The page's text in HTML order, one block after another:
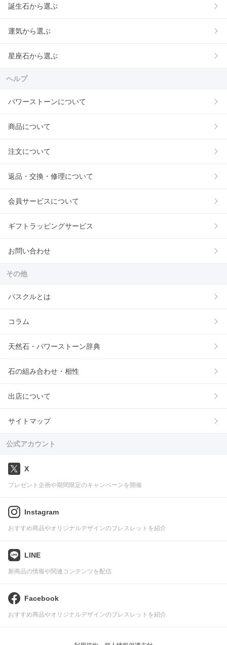
誕生石から選ぶ
運気から選ぶ
星座石から選ぶ
ヘルプ
パワーストーンについて
商品について
注文について
返品・交換・修理について
会員サービスについて
ギフトラッピングサービス
お問い合わせ
その他
パスクルとは
コラム
天然石・パワーストーン辞典
石の組み合わせ・相性
出店について
サイトマップ
公式アカウント
X
プレゼント企画や期間限定のキャンペーンを開催
Instagram
おすすめ商品やオリジナルデザインのブレスレットを紹介
LINE
新商品の情報や関連コンテンツを配信
Facebook
おすすめ商品やオリジナルデザインのブレスレットを紹介